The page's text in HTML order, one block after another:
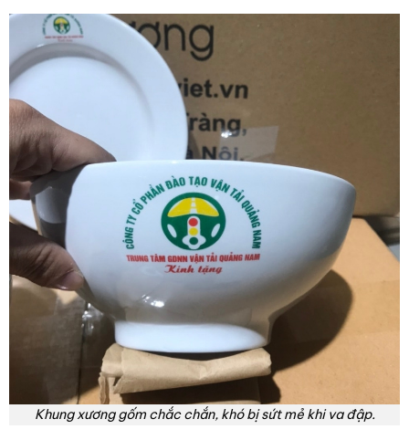
Khung xương gốm chắc chắn, khó bị sứt mẻ khi va đập.